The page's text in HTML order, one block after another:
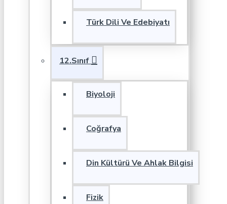
Türk Dili Ve Edebiyatı
12.Sınıf
Biyoloji
Coğrafya
Din Kültürü Ve Ahlak Bilgisi
Fizik